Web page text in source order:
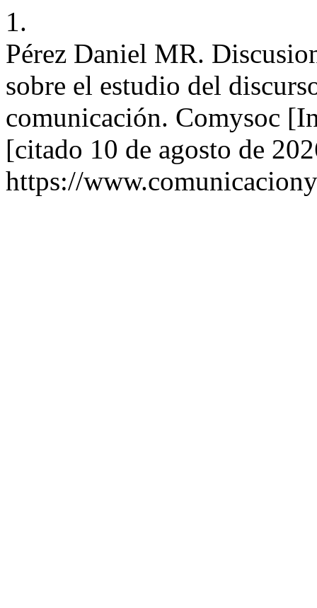
1.
Pérez Daniel MR.
sobre el estudio del
comunicación. Comysoc
[citado 10 de agosto de
https://